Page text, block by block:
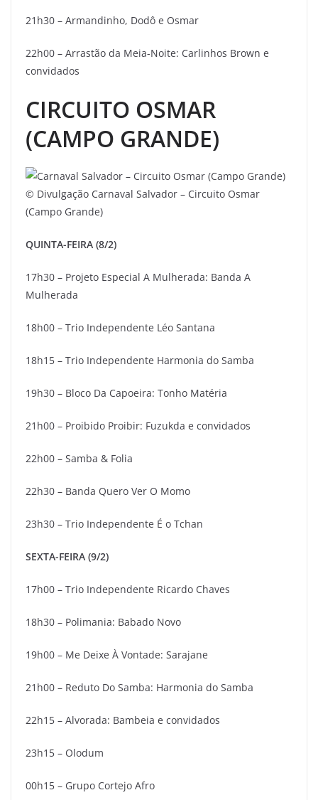
21h30 – Armandinho, Dodô e Osmar
22h00 – Arrastão da Meia-Noite: Carlinhos Brown e
convidados
CIRCUITO OSMAR
(CAMPO GRANDE)
© Divulgação Carnaval Salvador – Circuito Osmar
(Campo Grande)
QUINTA-FEIRA (8/2)
17h30 – Projeto Especial A Mulherada: Banda A
Mulherada
18h00 – Trio Independente Léo Santana
18h15 – Trio Independente Harmonia do Samba
19h30 – Bloco Da Capoeira: Tonho Matéria
21h00 – Proibido Proibir: Fuzukda e convidados
22h00 – Samba & Folia
22h30 – Banda Quero Ver O Momo
23h30 – Trio Independente É o Tchan
SEXTA-FEIRA (9/2)
17h00 – Trio Independente Ricardo Chaves
18h30 – Polimania: Babado Novo
19h00 – Me Deixe À Vontade: Sarajane
21h00 – Reduto Do Samba: Harmonia do Samba
22h15 – Alvorada: Bambeia e convidados
23h15 – Olodum
00h15 – Grupo Cortejo Afro